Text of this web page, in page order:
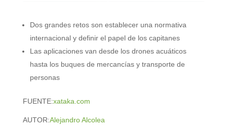
Dos grandes retos son establecer una normativa
internacional y definir el papel de los capitanes
Las aplicaciones van desde los drones acuáticos
hasta los buques de mercancías y transporte de
personas
FUENTE:xataka.com
AUTOR:Alejandro Alcolea